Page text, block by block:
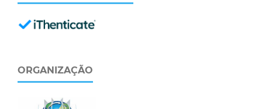
ORGANIZAÇÃO